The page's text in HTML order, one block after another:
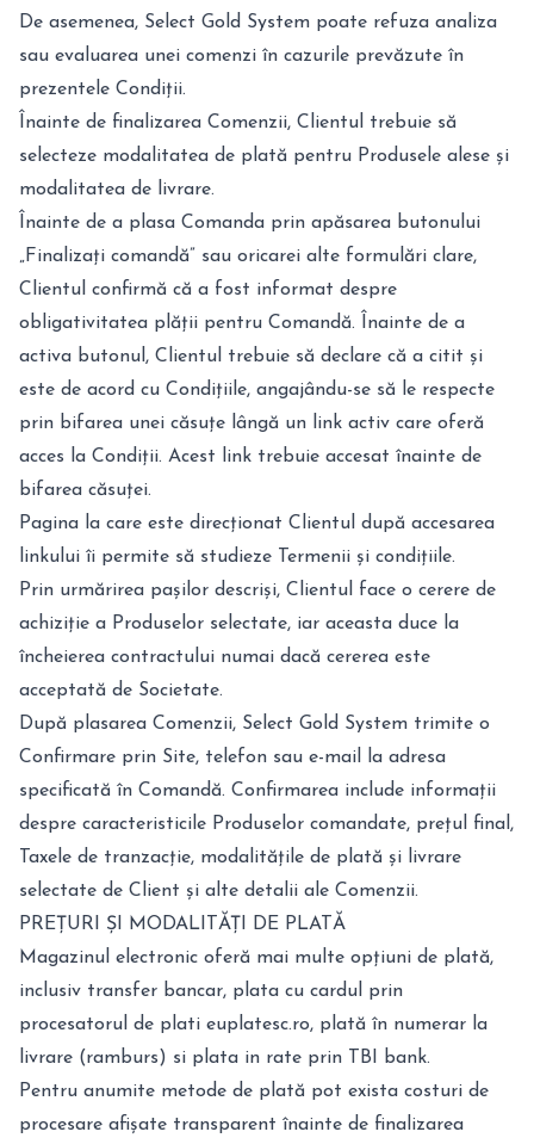
De asemenea, Select Gold System poate refuza analiza
sau evaluarea unei comenzi în cazurile prevăzute în
prezentele Condiții.
Înainte de finalizarea Comenzii, Clientul trebuie să
selecteze modalitatea de plată pentru Produsele alese și
modalitatea de livrare.
Înainte de a plasa Comanda prin apăsarea butonului
„Finalizați comandă” sau oricarei alte formulări clare,
Clientul confirmă că a fost informat despre
obligativitatea plății pentru Comandă. Înainte de a
activa butonul, Clientul trebuie să declare că a citit și
este de acord cu Condițiile, angajându-se să le respecte
prin bifarea unei căsuțe lângă un link activ care oferă
acces la Condiții. Acest link trebuie accesat înainte de
bifarea căsuței.
Pagina la care este direcționat Clientul după accesarea
linkului îi permite să studieze Termenii și condițiile.
Prin urmărirea pașilor descriși, Clientul face o cerere de
achiziție a Produselor selectate, iar aceasta duce la
încheierea contractului numai dacă cererea este
acceptată de Societate.
După plasarea Comenzii, Select Gold System trimite o
Confirmare prin Site, telefon sau e-mail la adresa
specificată în Comandă. Confirmarea include informații
despre caracteristicile Produselor comandate, prețul final,
Taxele de tranzacție, modalitățile de plată și livrare
selectate de Client și alte detalii ale Comenzii.
PREȚURI ȘI MODALITĂȚI DE PLATĂ
Magazinul electronic oferă mai multe opțiuni de plată,
inclusiv transfer bancar, plata cu cardul prin
procesatorul de plati euplatesc.ro, plată în numerar la
livrare (ramburs) si plata in rate prin TBI bank.
Pentru anumite metode de plată pot exista costuri de
procesare afișate transparent înainte de finalizarea